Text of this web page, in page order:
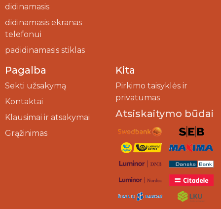
didinamasis
didinamasis ekranas
telefonui
padidinamasis stiklas
Pagalba
Sekti užsakymą
Kontaktai
Klausimai ir atsakymai
Grąžinimas
Kita
Pirkimo taisyklės ir
privatumas
Atsiskaitymo būdai